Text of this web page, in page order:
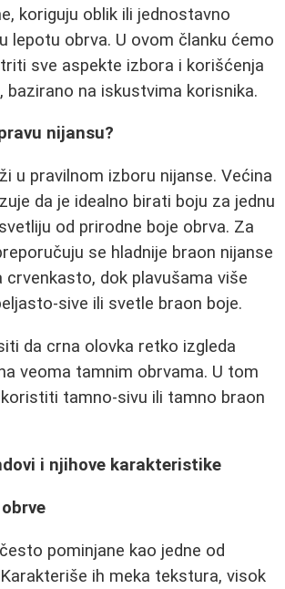
koriguju oblik ili jednostavno
lepotu obrva. U ovom članku ćemo
sve aspekte izbora i korišćenja
bazirano na iskustvima korisnika.
nijansu?
u pravilnom izboru nijanse. Većina
da je idealno birati boju za jednu
od prirodne boje obrva. Za
se hladnije braon nijanse
crvenkasto, dok plavušama više
sive ili svetle braon boje.
da crna olovka retko izgleda
veoma tamnim obrvama. U tom
tamno-sivu ili tamno braon
i njihove karakteristike
pominjane kao jedne od
ih meka tekstura, visok